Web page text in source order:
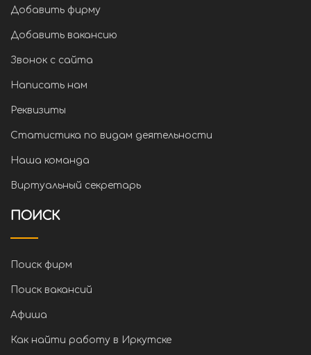
Добавить фирму
Добавить вакансию
Звонок с сайта
Написать нам
Реквизиты
Статистика по видам деятельности
Наша команда
Виртуальный секретарь
ПОИСК
Поиск фирм
Поиск вакансий
Афиша
Как найти работу в Иркутске